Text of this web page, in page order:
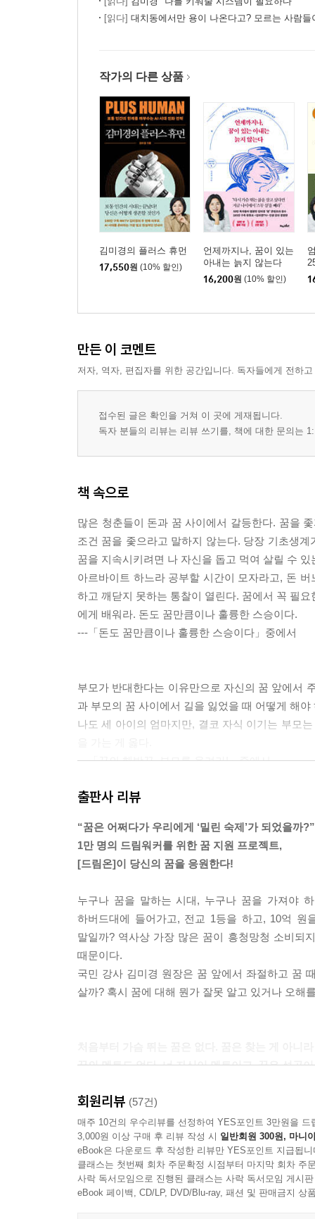
처음부터 클 필요는 없다, 큰 꿈이 될 때까지 키워
절실함과 몰입도는 고난의 강도에 비례한다
못 가진 자일수록 꿈을 먹일 밥은 풍족하다
오랫동안 나를 괴롭혔던 결핍이야말로 가장 소중
드림리소스2 : 실행력_새벽 4시 30분의 힘으로 기
새벽 4시 30분의 힘
실행력은 자신감과 나다움을 검증하는 필수요소다
전략기획팀과 실행팀의 환상적인 팀플레이
“몸으로 움직이지 않는 꿈은 자기위안용 환상일 뿐
꿈은 똑똑한 뇌가 아닌 성실한 두 발로 평생 키워가
드림리소스3 : 역량_좋아하는 것과 잘하는 것을 구
‘재앙’이었던 재능이 꿈을 밀어붙이는 힘이 되다
노래 못하는 것과 공부 못하는 것은 다르다?
싫어하는 일 30%까지도 참아낼 수 있나?
드림리소스4 : 가치관_가장 나다운 것이 꿈의 나침
나만의 유니크한 꿈은 형용사로 결정된다
꿈의 형용사는 늘 변하는 게 정상이다
가장 나다운 진화란 무엇인가?
Part 3 꿈을 이루는 일곱 가지 법칙
Rule 1 무명 시절도 경력이다
“10년 무명이면 10년 가고 20년 무명이면 20년 간다
무명의 히스토리가 고달플수록 현재는 더 찬란하다
중요한 것은 나에 대한 자부심을 잃지 않는 것
Rule 2 테크닉을 본능에 저장하라
기술이 내 본능에 저장되는 시간, 15년의 법칙
10번 중 8번은 실패하는 게 당연하다
Rule 3 부모를 울려라
부모의 콤플렉스를 자식에게 물려주지 마라
결국 나를 책임져야 하는 사람은 부모가 아니라 나
Rule 4 급할 때는 돈에서 먼저 배워라
30년 이상 나와 함께 성장할 수 있는 돈이 최고다
Rule 5 내 꿈의 지분을 100% 가져라
정신적인 독립은 경제적인 독립 위에서만 가능하다
내 꿈의 영원한 스폰서는 오직 나다
Rule 6 일터를 꿈터로 만들어라
대체 뭐가 그렇게 억울한가?
사장처럼 일해보지 않았다면 밖에서도 사장이 될
회사는 생각보다 훌륭한 학교다
Rule 7 나답지 않은 속도와 방향을 거절하라
지금이 아니라 한 단계 미래에서 나를 볼 수 있는 힘
첫 번째 일터는 중요하지 않다
활을 잘 쏘는 방법은 많이 쏴보고 많이 실패해보는
필수적인 단계를 건너뛰지 마라
지금 있는 그곳에서 최선을 다해 나답게 꿈을 진화
떠나야 할 타이밍을 정하라
사춘기 아이들이 가출하듯 제2의 사춘기 어른들도
[읽다] 대치동에서만 용이 나온다고? 모르는 사람
작가의 다른 상품
김미경의 플러스 휴먼
17,550원 (10% 할인)
언제까지나, 꿈이 있는
아내는 늙지 않는다
16,200원 (10% 할인)
만든 이 코멘트
저자, 역자, 편집자를 위한 공간입니다. 독자들에게 전하
접수된 글은 확인을 거쳐 이 곳에 게재됩니다.
독자 분들의 리뷰는 리뷰 쓰기를, 책에 대한 문의는
책 속으로
많은 청춘들이 돈과 꿈 사이에서 갈등한다. 꿈을
조건 꿈을 좇으라고 말하지 않는다. 당장 기초생
꿈을 지속시키려면 나 자신을 돕고 먹여 살릴 수
아르바이트 하느라 공부할 시간이 모자라고, 돈
하고 깨닫지 못하는 통찰이 열린다. 꿈에서 꼭 필
에게 배워라. 돈도 꿈만큼이나 훌륭한 스승이다.
---「돈도 꿈만큼이나 훌륭한 스승이다」중에서
부모가 반대한다는 이유만으로 자신의 꿈 앞에서
과 부모의 꿈 사이에서 길을 잃었을 때 어떻게 해
나도 세 아이의 엄마지만, 결코 자식 이기는 부모
---「꿈의 훼방꾼, 부모를 울려라!」중에서
첫째, 지금 나는 성장하고 있나, 아니면 정지해 있
둘째, 나는 내 꿈을 생각만 하고 있나, 아니면 실행
셋째, 나는 이전보다 더 잘하려고 노력하고 있나,
꿈을 이루는 일곱 가지 법칙
1. 무명 시절도 경력이다.
2. 테크닉을 본능에 저장하라.
3. 부모를 울려라.
많은 사람들이 ‘실행’은 굉장히 지루하고 재미없
노력이 들어가면 문제해결도 다르게 해볼 수 있
것을 해내야 실행력에 자신감이 생긴다. 다른 사
추가되어야만 그것이 모였을 때 남보다 더 많은
만들 수 있다.
출판사 리뷰
“꿈은 어쩌다가 우리에게 ‘밀린 숙제’가 되었을까?”
1만 명의 드림워커를 위한 꿈 지원 프로젝트,
[드림온]이 당신의 꿈을 응원한다!
누구나 꿈을 말하는 시대, 누구나 꿈을 가져야
하버드대에 들어가고, 전교 1등을 하고, 10억
말일까? 역사상 가장 많은 꿈이 흥청망청 소비되
때문이다.
국민 강사 김미경 원장은 꿈 앞에서 좌절하고 꿈
살까? 혹시 꿈에 대해 뭔가 잘못 알고 있거나 오해
꿈의 멘토도 없다. 너 자신이 멘토이고, 꿈은 성공
MBC ‘희망특강 파랑새’와 tvN ‘스타특강쇼’ 등
연구했다. 수백 명의 사람들을 만나 인터뷰하고,
다양한 분야에서 일가를 이룬 젊은 대가들을 만나
거기서 발견한 공통점이 있다. 그들은 결핍+실
테크닉을 연마하는 15년의 법칙, 돈이라는 스승,
‘드림워커’라 부른다. 드림워커는 꿈이 시키
회원리뷰 (57건)
매주 10건의 우수리뷰를 선정하여 YES포인트 3만원을 드
3,000원 이상 구매 후 리뷰 작성 시 일반회원 300원, 마니
eBook은 다운로드 후 작성한 리뷰만 YES포인트 지급됩니
클래스는 첫번째 회차 주문확정 시점부터 마지막 회차 주
사락 독서모임으로 진행된 클래스는 사락 독서모임 게시
eBook 페이백, CD/LP, DVD/Blu-ray, 패션 및 판매금지 상